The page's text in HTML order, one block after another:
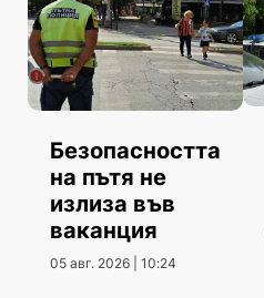
Безопасността
на пътя не
излиза във
ваканция
05 авг. 2026 | 10:24